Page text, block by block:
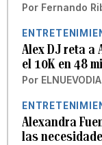
Por Fernando
Alex DJ reta a
el 10K en 48
Por
Alexandra
las